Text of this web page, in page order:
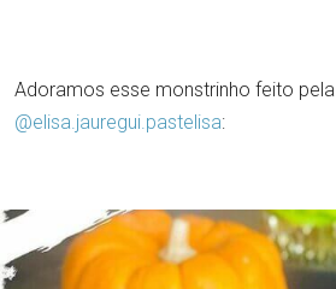
Adoramos esse monstrinho feito pela
@elisa.jauregui.pastelisa: